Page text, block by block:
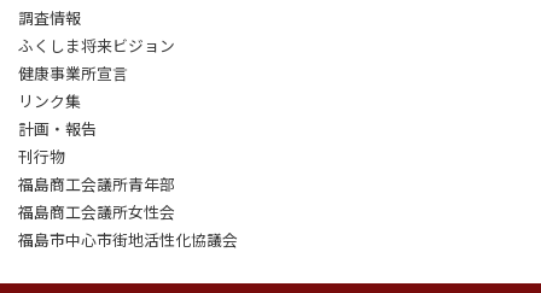
調査情報
ふくしま将来ビジョン
健康事業所宣言
リンク集
計画・報告
刊行物
福島商工会議所青年部
福島商工会議所女性会
福島市中心市街地活性化協議会